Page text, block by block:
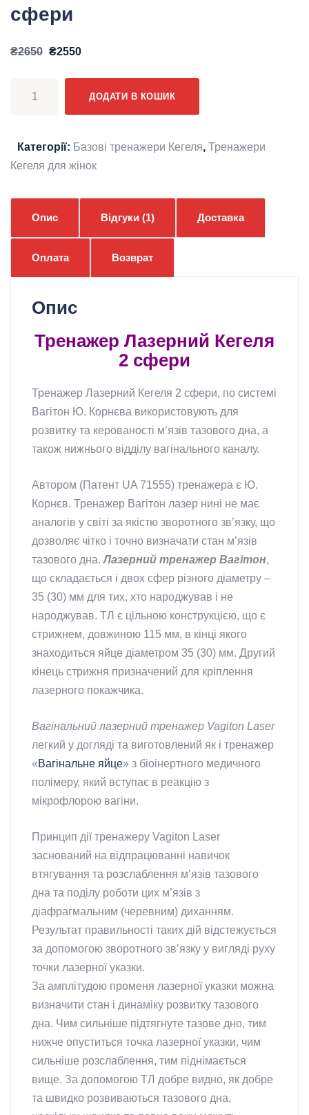
сфери
₴2650 Оригінальна
₴2550Поточна
сфери
ДОДАТИ В КОШИК
Категорії: Базові тренажери Кегеля, Тренажери
Кегеля для жінок
Опис Відгуки (1) Доставка
Оплата Возврат
Опис
Тренажер Лазерний Кегеля
2 сфери
Тренажер Лазерний Кегеля 2 сфери, по системі
Вагітон Ю. Корнєва використовують для
розвитку та керованості м’язів тазового дна, а
також нижнього відділу вагінального каналу.
Автором (Патент UA 71555) тренажера є Ю.
Корнєв. Тренажер Вагітон лазер нині не має
аналогів у світі за якістю зворотного зв’язку, що
дозволяє чітко і точно визначати стан м’язів
тазового дна.Лазерний тренажер Вагітон,
що складається і двох сфер різного діаметру –
35 (30) мм для тих, хто народжував і не
народжував. ТЛ є цільною конструкцією, що є
стрижнем, довжиною 115 мм, в кінці якого
знаходиться яйце діаметром 35 (30) мм. Другий
кінець стрижня призначений для кріплення
лазерного покажчика.
Вагінальний лазерний тренажер Vagiton Laser
легкий у догляді та виготовлений як і тренажер
«Вагінальне яйце» з біоінертного медичного
полімеру, який вступає в реакцію з
мікрофлорою вагіни.
Принцип дії тренажеру Vagiton Laser
заснований на відпрацюванні навичок
втягування та розслаблення м’язів тазового
дна та поділу роботи цих м’язів з
діафрагмальним (черевним) диханням.
Результат правильності таких дій відстежується
за допомогою зворотного зв’язку у вигляді руху
точки лазерної указки.
За амплітудою променя лазерної указки можна
визначити стан і динаміку розвитку тазового
дна. Чим сильніше підтягнуте тазове дно, тим
нижче опуститься точка лазерної указки, чим
сильніше розслаблення, тим піднімається
вище. За допомогою ТЛ добре видно, як добре
та швидко розвиваються тазового дна,